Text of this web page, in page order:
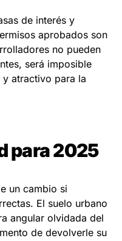
de interés y
aprobados son
no pueden
será imposible
atractivo para la
para 2025
un cambio si
El suelo urbano
angular olvidada del
de devolverle su